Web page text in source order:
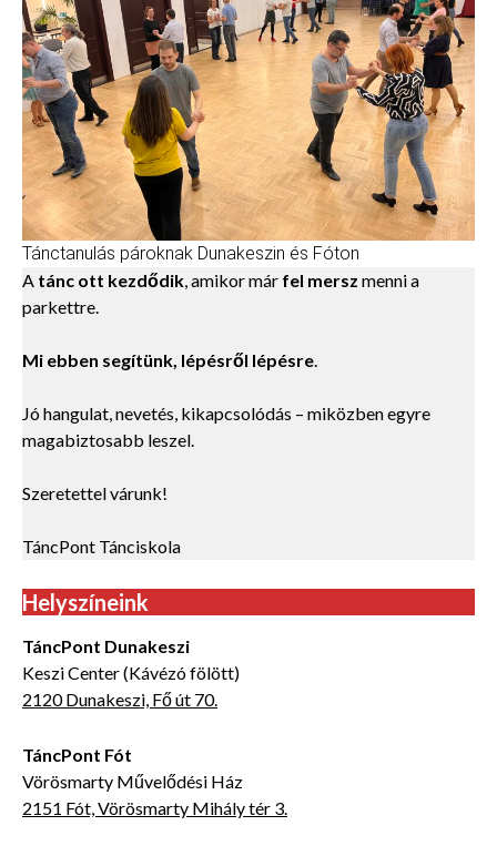
Tánctanulás pároknak Dunakeszin és Fóton
A tánc ott kezdődik, amikor már fel mersz menni a
parkettre.
Mi ebben segítünk, lépésről lépésre.
Jó hangulat, nevetés, kikapcsolódás – miközben egyre
magabiztosabb leszel.
Szeretettel várunk!
TáncPont Tánciskola
Helyszíneink
TáncPont Dunakeszi
Keszi Center (Kávézó fölött)
2120 Dunakeszi, Fő út 70.
TáncPont Fót
Vörösmarty Művelődési Ház
2151 Fót, Vörösmarty Mihály tér 3.